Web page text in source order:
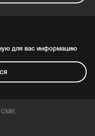
для вас информацию
СМИ.